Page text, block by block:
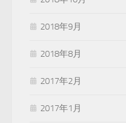
2018年9月
2018年8月
2017年2月
2017年1月